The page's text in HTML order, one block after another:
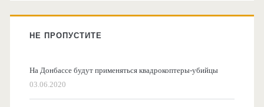
НЕ ПРОПУСТИТЕ
На Донбассе будут применяться квадрокоптеры-убийцы
03.06.2020